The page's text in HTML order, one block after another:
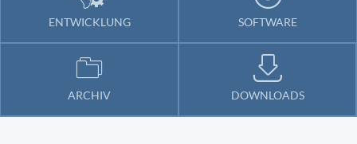
ENTWICKLUNG SOFTWARE
ARCHIV DOWNLOADS